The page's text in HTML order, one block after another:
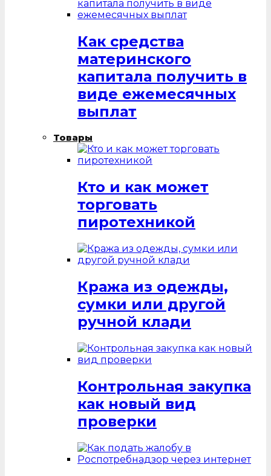
Как средства
материнского
капитала получить в
виде ежемесячных
выплат
Товары
Кто и как может
торговать
пиротехникой
Кража из одежды,
сумки или другой
ручной клади
Контрольная закупка
как новый вид
проверки